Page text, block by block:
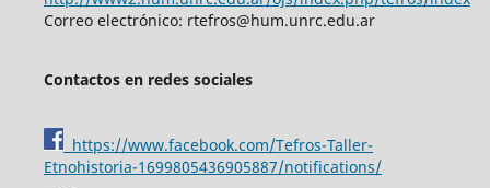
Correo electrónico: rtefros@hum.unrc.edu.ar
Contactos en redes sociales
https://www.facebook.com/Tefros-Taller-
Etnohistoria-1699805436905887/notifications/